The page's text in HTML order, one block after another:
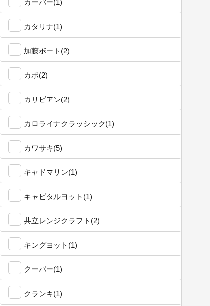
カーバー(1)
カタリナ(1)
加藤ボート(2)
カボ(2)
カリビアン(2)
カロライナクラッシック(1)
カワサキ(5)
キャドマリン(1)
キャピタルヨット(1)
共立レンジクラフト(2)
キングヨット(1)
クーパー(1)
クランキ(1)